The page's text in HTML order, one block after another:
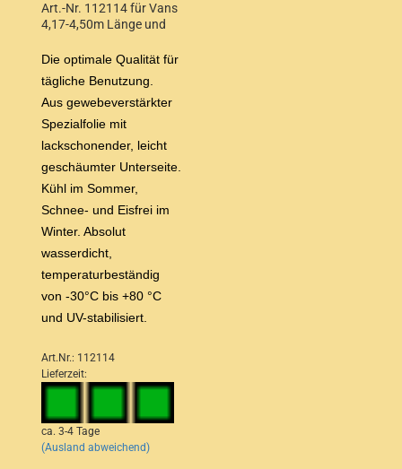
Art.-Nr. 112114 für Vans
4,17-4,50m Länge und
Die optimale Qualität für
tägliche Benutzung.
Aus gewebeverstärkter
Spezialfolie mit
lackschonender, leicht
geschäumter Unterseite.
Kühl im Sommer,
Schnee- und Eisfrei im
Winter. Absolut
wasserdicht,
temperaturbeständig
von -30°C bis +80 °C
und UV-stabilisiert.
Art.Nr.: 112114
Lieferzeit:
ca. 3-4 Tage
(Ausland abweichend)